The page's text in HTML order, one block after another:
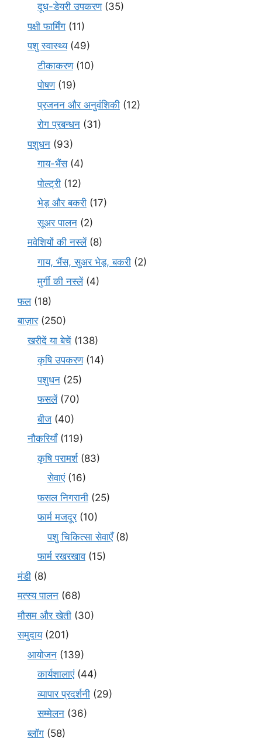
दूध-डेयरी उपकरण(35)
पक्षी फार्मिंग (11)
पशु स्वास्थ्य(49)
टीकाकरण(10)
पोषण(19)
प्रजनन और अनुवंशिकी (12)
रोग प्रबन्धन (31)
पशुधन (93)
गाय-भैंस(4)
पोल्ट्री (12)
भेड़ और बकरी (17)
सूअर पालन (2)
मवेशियों की नस्लें(8)
गाय, भैंस, सुअर भेड़, बकरी (2)
मुर्गी की नस्लें(4)
फल(18)
बाज़ार(250)
खरीदें या बेचें (138)
कृषि उपकरण(14)
पशुधन (25)
फसलें(70)
बीज (40)
नौकरियाँ(119)
कृषि परामर्श(83)
सेवाएं(16)
फसल निगरानी (25)
फार्म मजदूर(10)
पशु चिकित्सा सेवाएँ(8)
फार्म रखरखाव(15)
मंडी (8)
मत्स्य पालन (68)
मौसम और खेती (30)
समुदाय(201)
आयोजन (139)
कार्यशालाएं(44)
व्यापार प्रदर्शनी (29)
सम्मेलन (36)
ब्लॉग (58)